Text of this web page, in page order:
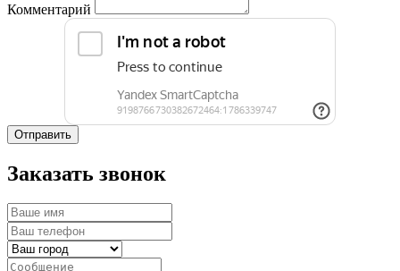
Комментарий
Отправить
Заказать звонок